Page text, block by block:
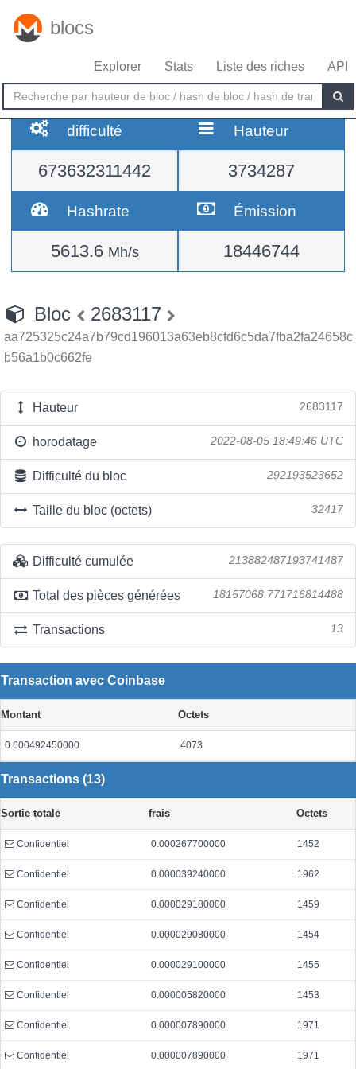
blocs
Explorer Stats Liste des riches API
difficulté
673632311442
Hauteur
3734287
Hashrate
5613.6 Mh/s
Émission
18446744
Bloc 2683117
aa725325c24a7b79cd196013a63eb8cfd6c5da7fba2fa24658c
b56a1b0c662fe
Hauteur 2683117
horodatage 2022-08-05 18:49:46 UTC
Difficulté du bloc 292193523652
Taille du bloc (octets) 32417
Difficulté cumulée 213882487193741487
Total des pièces générées 18157068.771716814488
Transactions 13
Transaction avec Coinbase
Montant Octets
0.600492450000 4073
Transactions (13)
Sortie totale frais Octets
Confidentiel 0.000267700000 1452
Confidentiel 0.000039240000 1962
Confidentiel 0.000029180000 1459
Confidentiel 0.000029080000 1454
Confidentiel 0.000029100000 1455
Confidentiel 0.000005820000 1453
Confidentiel 0.000007890000 1971
Confidentiel 0.000007890000 1971